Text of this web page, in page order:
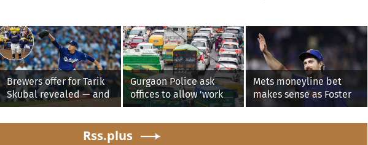
Brewers offer for Tarik
Skubal revealed — and
it’s better than the
Dodgers
Gurgaon Police ask
offices to allow 'work
from home' as heavy
rain floods roads again
Mets moneyline bet
makes sense as Foster
Griffin faces first start
with Cleveland
Rss.plus